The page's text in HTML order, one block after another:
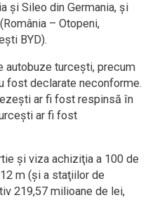
şi Sileo din Germania, şi
– Otopeni,
BYD).
autobuze turcești, precum
fost declarate neconforme.
ar fi fost respinsă în
ar fi fost
şi viza achiziţia a 100 de
m (şi a staţiilor de
219,57 milioane de lei,